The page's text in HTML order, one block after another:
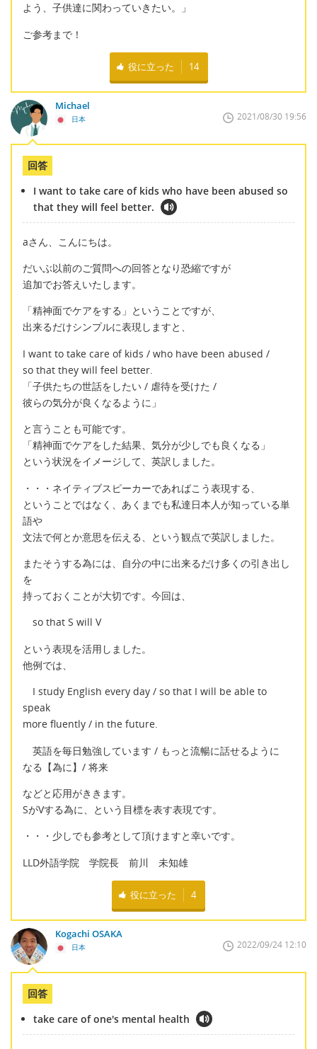
よう、子供達に関わっていきたい。」
ご参考まで！
役に立った 14
Michael
日本 2021/08/30 19:56
回答
I want to take care of kids who have been abused so
that they will feel better.
aさん、こんにちは。
だいぶ以前のご質問への回答となり恐縮ですが
追加でお答えいたします。
「精神面でケアをする」ということですが、
出来るだけシンプルに表現しますと、
I want to take care of kids / who have been abused /
so that they will feel better.
「子供たちの世話をしたい / 虐待を受けた /
彼らの気分が良くなるように」
と言うことも可能です。
「精神面でケアをした結果、気分が少しでも良くなる」
という状況をイメージして、英訳しました。
・・・ネイティブスピーカーであればこう表現する、
ということではなく、あくまでも私達日本人が知っている単
語や
文法で何とか意思を伝える、という観点で英訳しました。
またそうする為には、自分の中に出来るだけ多くの引き出し
を
持っておくことが大切です。今回は、
so that S will V
という表現を活用しました。
他例では、
I study English every day / so that I will be able to
speak
more fluently / in the future.
英語を毎日勉強しています / もっと流暢に話せるように
なる【為に】/ 将来
などと応用がききます。
SがVする為に、という目標を表す表現です。
・・・少しでも参考として頂けますと幸いです。
LLD外語学院 学院長 前川 未知雄
役に立った 4
Kogachi OSAKA
日本 2022/09/24 12:10
回答
take care of one's mental health